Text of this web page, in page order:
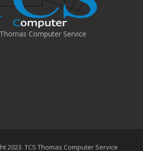
Computer Service
2023. TCS Thomas Computer Service